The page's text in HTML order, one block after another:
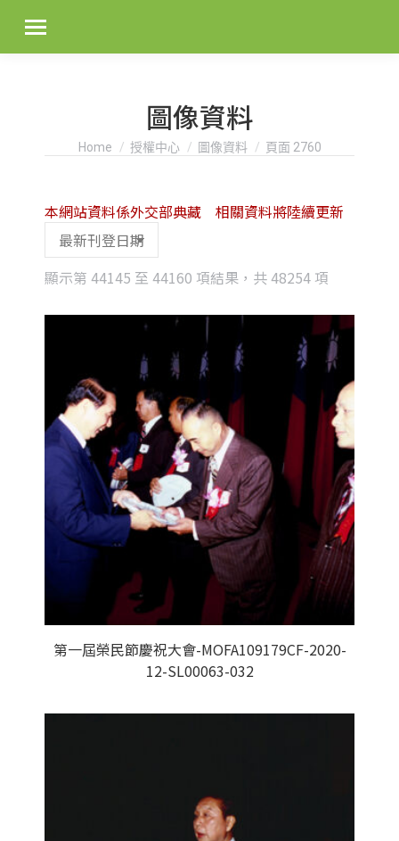
圖像資料
You are here:
Home 授權中心 圖像資料 頁面 2760
顯示第 44145 至 44160 項結果，共 48254 項
latest
本網站資料係外交部典藏 相關資料將陸續更新
第一屆榮民節慶祝大會-MOFA109179CF-2020-
12-SL00063-032